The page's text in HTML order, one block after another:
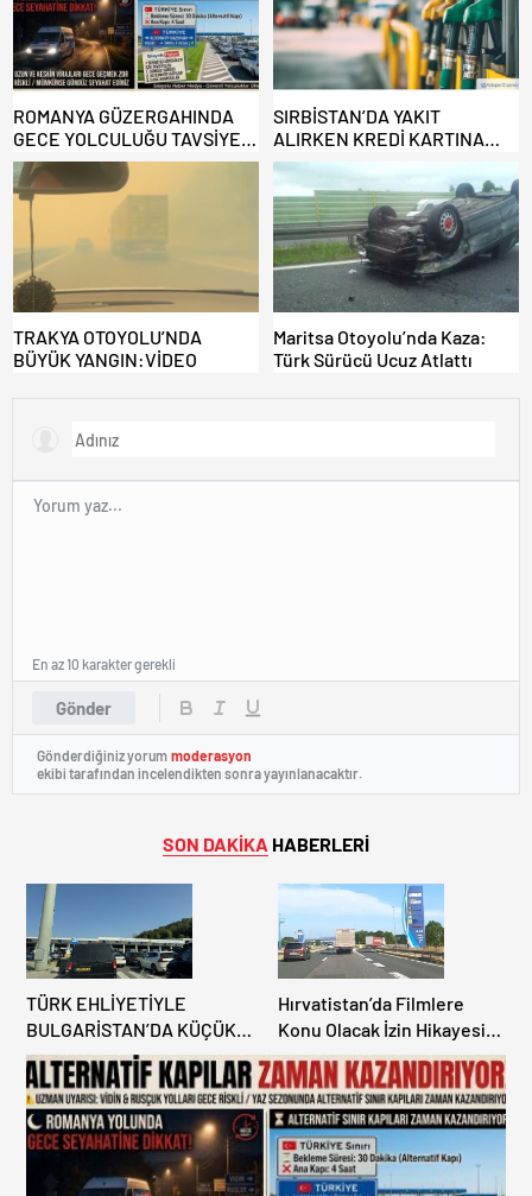
ROMANYA GÜZERGAHINDA
GECE YOLCULUĞU TAVSİYE
EDİLMİYOR: ALTERNATİF
KAPILAR ZAMAN
KAZANDIRIYOR!
SIRBİSTAN’DA YAKIT
ALIRKEN KREDİ KARTINA
DİKKAT: MAĞDUR OLMAYIN!
TRAKYA OTOYOLU’NDA
BÜYÜK YANGIN:VİDEO
Maritsa Otoyolu’nda Kaza:
Türk Sürücü Ucuz Atlattı
Gönder
En az 10 karakter gerekli
Gönderdiğiniz yorum moderasyon
ekibi tarafından incelendikten sonra yayınlanacaktır.
SON DAKİKA HABERLERİ
TÜRK EHLİYETİYLE
BULGARİSTAN’DA KÜÇÜK
HATA, ARACINA 6 AY EL
KONULMASINA YOL AÇTI
Hırvatistan’da Filmlere
Konu Olacak İzin Hikayesi:
Benzinlikte Eşini Unuttu!